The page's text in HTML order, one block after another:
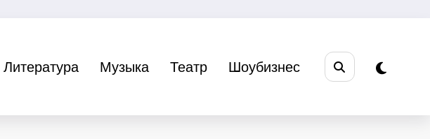
Литература Музыка Театр Шоубизнес